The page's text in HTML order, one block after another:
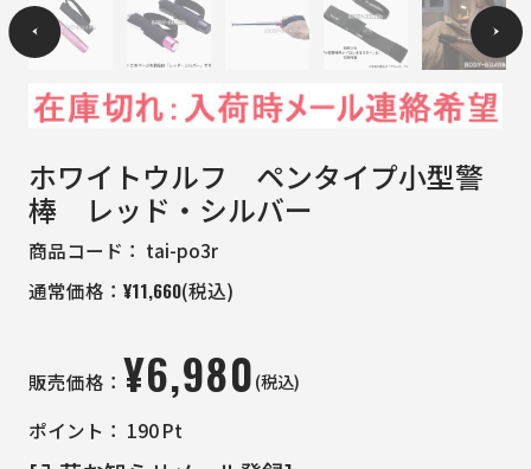
ホワイトウルフ ペンタイプ小型警
棒 レッド・シルバー
商品コード： tai-po3r
通常価格： ¥11,660(税込)
販売価格： ¥6,980(税込)
ポイント： 190Pt